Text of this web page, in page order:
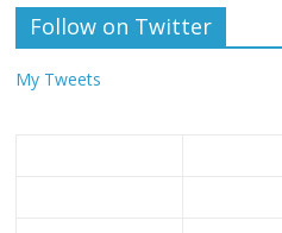
Follow on Twitter
My Tweets